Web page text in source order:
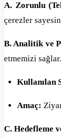
A. Zorunlu
çerezler
B. Analitik ve
etmemizi
Kullanılan
Amaç:
C. Hedefleme